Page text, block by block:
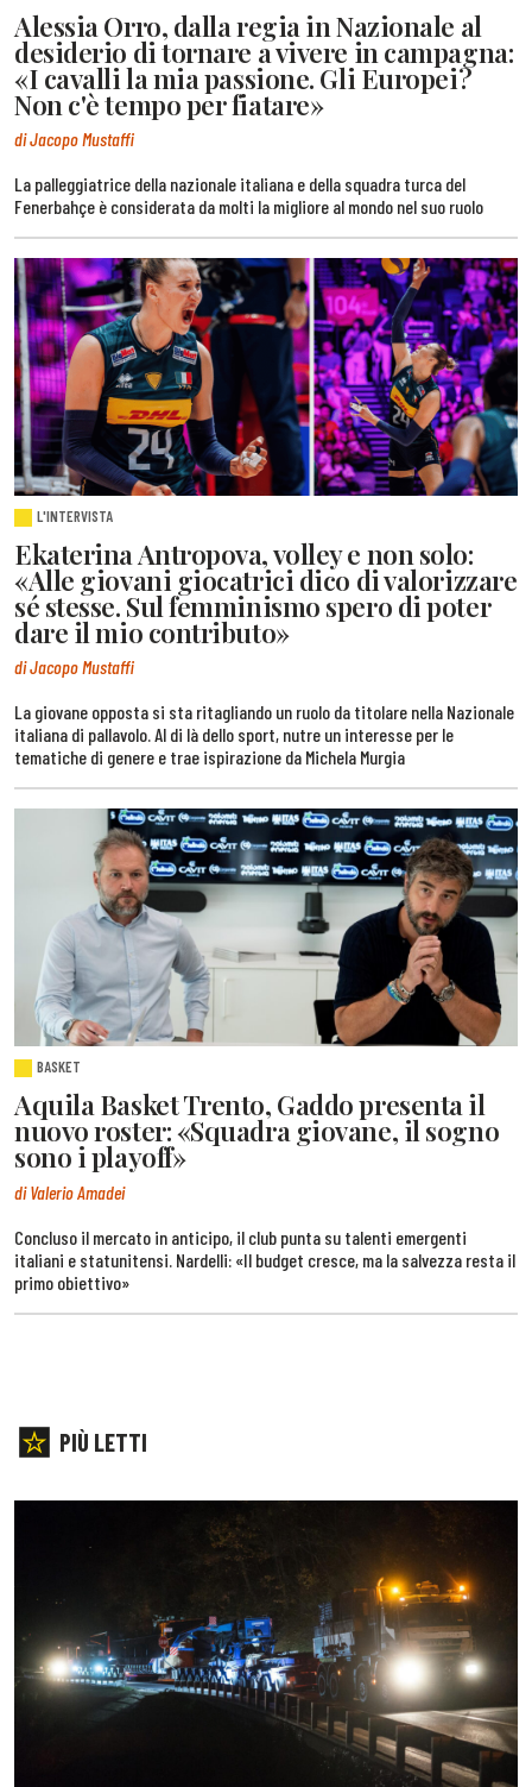
Alessia Orro, dalla regia in Nazionale al
desiderio di tornare a vivere in campagna:
«I cavalli la mia passione. Gli Europei?
Non c'è tempo per fiatare»
di Jacopo Mustaffi
La palleggiatrice della nazionale italiana e della squadra turca del
Fenerbahçe è considerata da molti la migliore al mondo nel suo ruolo
L'INTERVISTA
Ekaterina Antropova, volley e non solo:
«Alle giovani giocatrici dico di valorizzare
sé stesse. Sul femminismo spero di poter
dare il mio contributo»
di Jacopo Mustaffi
La giovane opposta si sta ritagliando un ruolo da titolare nella Nazionale
italiana di pallavolo. Al di là dello sport, nutre un interesse per le
tematiche di genere e trae ispirazione da Michela Murgia
BASKET
Aquila Basket Trento, Gaddo presenta il
nuovo roster: «Squadra giovane, il sogno
sono i playoff»
di Valerio Amadei
Concluso il mercato in anticipo, il club punta su talenti emergenti
italiani e statunitensi. Nardelli: «Il budget cresce, ma la salvezza resta il
primo obiettivo»
PIÙ LETTI